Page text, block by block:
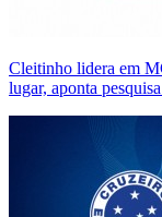
Cleitinho lidera em
lugar, aponta